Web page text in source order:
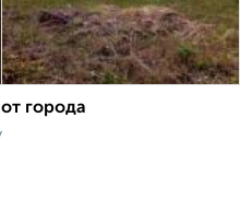
города